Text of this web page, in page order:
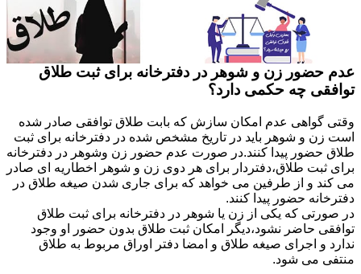
عدم حضور زن و شوهر در دفترخانه برای ثبت طلاق
توافقی چه حکمی دارد؟
وقتی گواهی عدم امکان سازش که بابت طلاق توافقی صادر شده
است زن و شوهر باید در تاریخ مشخص شده در دفترخانه برای ثبت
طلاق حضور پیدا کنند.در صورت عدم حضور زن وشوهر در دفترخانه
برای ثبت طلاق،دفتردار برای هر دوی زن و شوهر اخطاریه ای صادر
می کند و از طرفین می خواهد که برای جاری شدن صیغه طلاق در
دفترخانه حضور پیدا کنند.
در صورتی که یکی از زن یا شوهر در دفترخانه برای ثبت طلاق
توافقی حاضر نشود،دیگر امکان ثبت طلاق بدون حضور او وجود
ندارد و اجرای صیغه طلاق و امضا دفتر اوراق مربوط به طلاق
منتفی می شود.